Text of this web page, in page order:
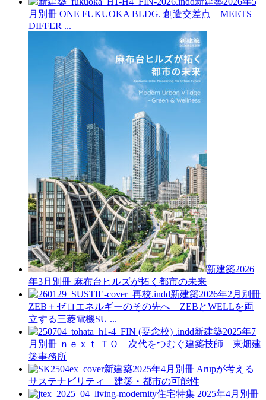
月別冊 ONE FUKUOKA BLDG. 創造交差点 MEETS
DIFFER ...
新建築2026
年3月別冊 麻布台ヒルズが拓く都市の未来
新建築2026年2月別冊
ZEB＋ゼロエネルギーのその先へ ZEBとWELLを両
立する三菱電機SU ...
新建築2025年7
月別冊 ｎｅｘｔ ＴＯ 次代をつむぐ建築技師 東畑建
築事務所
新建築2025年4月別冊 Arupが考える
サステナビリティ 建築・都市の可能性
住宅特集 2025年4月別冊